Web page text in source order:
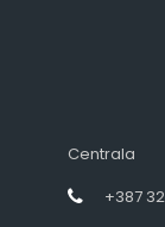
Centrala
+387